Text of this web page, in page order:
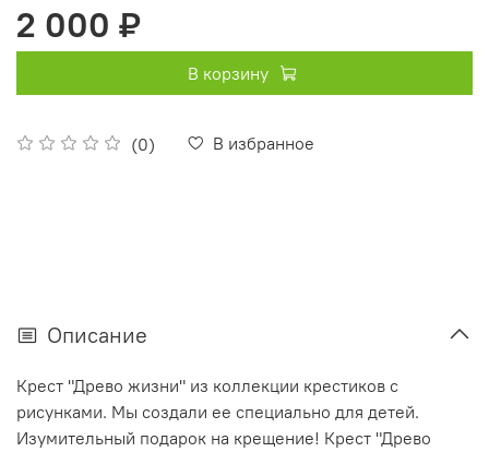
(0) В избранное
2 000 ₽
В корзину
Описание
Крест "Древо жизни" из коллекции крестиков с
рисунками. Мы создали ее специально для детей.
Изумительный подарок на крещение! Крест "Древо